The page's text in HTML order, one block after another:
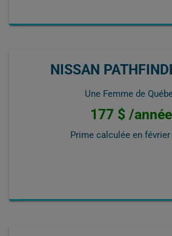
NISSAN
Une Femme de
177 $ /année
Prime calculée en février